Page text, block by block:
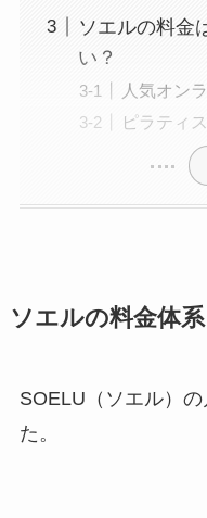
ソエルの料金
い？
人気オン
ピラティ
ソエルの料金体
SOELU（ソエル）
た。